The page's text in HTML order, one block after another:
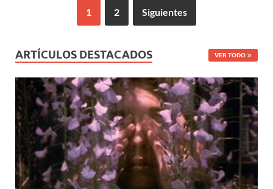
1 2 Siguientes
ARTÍCULOS DESTACADOS VER TODO